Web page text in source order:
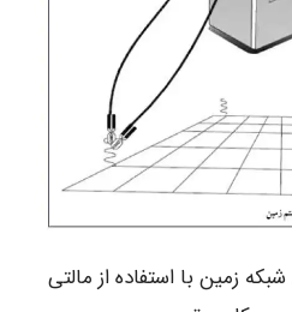
شبکه زمین با استفاده از مالتی